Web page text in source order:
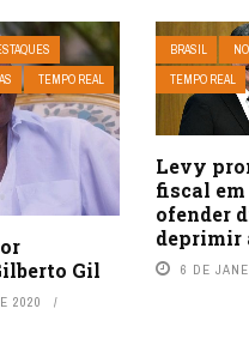
TEMPO REAL
Gil
2020
BRASIL
TEMPO REAL
Levy
fiscal em
ofender
deprimir
6 DE